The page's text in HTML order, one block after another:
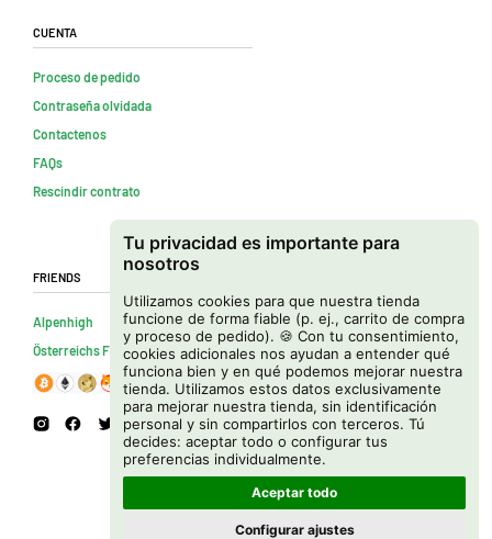
Tu privacidad es importante para
nosotros
Utilizamos cookies para que nuestra tienda
funcione de forma fiable (p. ej., carrito de compra
y proceso de pedido). 🍪 Con tu consentimiento,
cookies adicionales nos ayudan a entender qué
funciona bien y en qué podemos mejorar nuestra
tienda. Utilizamos estos datos exclusivamente
para mejorar nuestra tienda, sin identificación
personal y sin compartirlos con terceros. Tú
decides: aceptar todo o configurar tus
preferencias individualmente.
Aceptar todo
Configurar ajustes
Cuenta
Proceso de pedido
Contraseña olvidada
Contactenos
FAQs
Rescindir contrato
Friends
Alpenhigh
Österreichs Firmenverzeichnis
Copyright © 2026 Cannapot Onlineshop